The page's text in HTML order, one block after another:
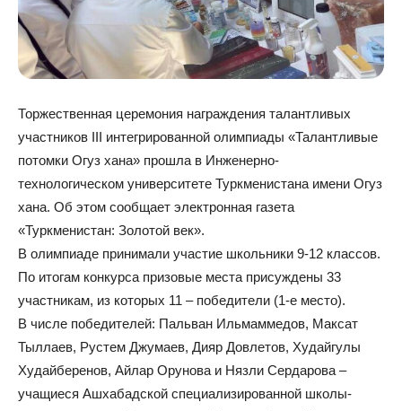
Торжественная церемония награждения талантливых
участников III интегрированной олимпиады «Талантливые
потомки Огуз хана» прошла в Инженерно-
технологическом университете Туркменистана имени Огуз
хана. Об этом сообщает электронная газета
«Туркменистан: Золотой век».
В олимпиаде принимали участие школьники 9-12 классов.
По итогам конкурса призовые места присуждены 33
участникам, из которых 11 – победители (1-е место).
В числе победителей: Пальван Ильмаммедов, Максат
Тыллаев, Рустем Джумаев, Дияр Довлетов, Худайгулы
Худайберенов, Айлар Орунова и Нязли Сердарова –
учащиеся Ашхабадской специализированной школы-